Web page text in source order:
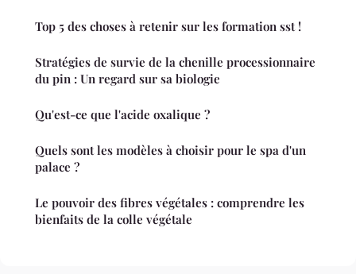
Top 5 des choses à retenir sur les formation sst !
Stratégies de survie de la chenille processionnaire
du pin : Un regard sur sa biologie
Qu'est-ce que l'acide oxalique ?
Quels sont les modèles à choisir pour le spa d'un
palace ?
Le pouvoir des fibres végétales : comprendre les
bienfaits de la colle végétale